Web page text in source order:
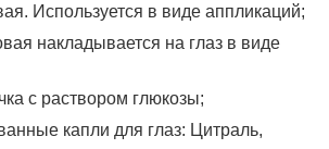
Используется в виде аппликаций;
накладывается на глаз в виде
с раствором глюкозы;
капли для глаз: Цитраль,